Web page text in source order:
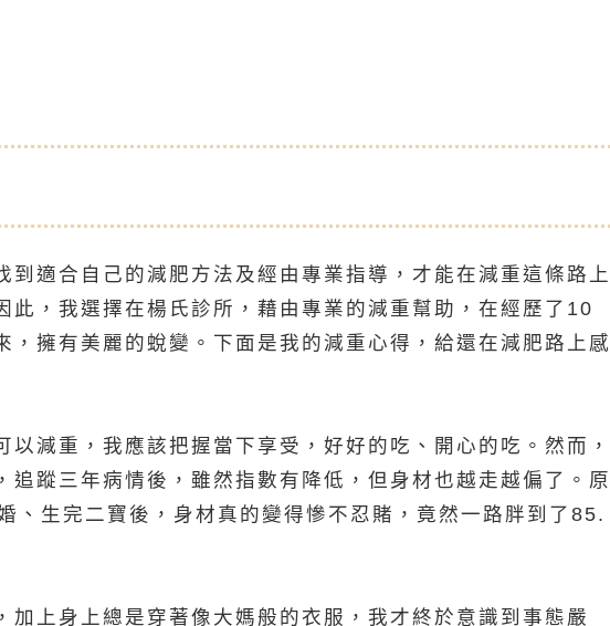
到適合自己的減肥方法及經由專業指導，才能在減重這條路上
此，我選擇在楊氏診所，藉由專業的減重幫助，在經歷了10
，擁有美麗的蛻變。下面是我的減重心得，給還在減肥路上感
減重，我應該把握當下享受，好好的吃、開心的吃。然而，
追蹤三年病情後，雖然指數有降低，但身材也越走越偏了。原
、生完二寶後，身材真的變得慘不忍賭，竟然一路胖到了85.
加上身上總是穿著像大媽般的衣服，我才終於意識到事態嚴